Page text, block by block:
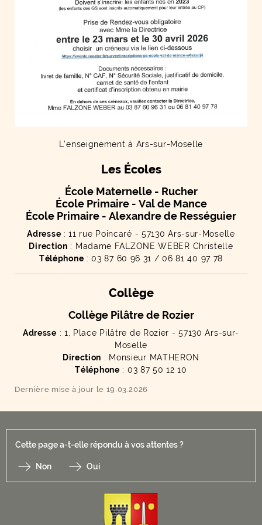
L'enseignement à Ars-sur-Moselle
Les Écoles
École Maternelle - Rucher
École Primaire - Val de Mance
École Primaire - Alexandre de Rességuier
Adresse : 11 rue Poincaré - 57130 Ars-sur-Moselle
Direction : Madame FALZONE WEBER Christelle
Téléphone : 03 87 60 96 31 / 06 81 40 97 78
Collège
Collège Pilâtre de Rozier
Adresse : 1, Place Pilâtre de Rozier - 57130 Ars-sur-
Moselle
Direction : Monsieur MATHERON
Téléphone : 03 87 50 12 10
Dernière mise à jour le 19.03.2026
Cette page a-t-elle répondu à vos attentes ?
Non Oui